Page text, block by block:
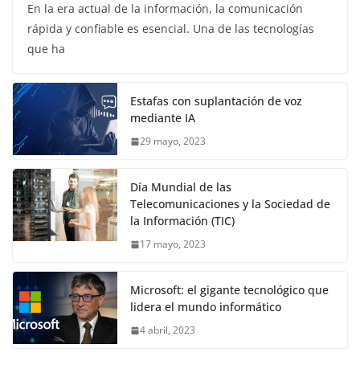
En la era actual de la información, la comunicación
rápida y confiable es esencial. Una de las tecnologías
que ha
Estafas con suplantación de voz
mediante IA
29 mayo, 2023
Día Mundial de las
Telecomunicaciones y la Sociedad de
la Información (TIC)
17 mayo, 2023
Microsoft: el gigante tecnológico que
lidera el mundo informático
4 abril, 2023